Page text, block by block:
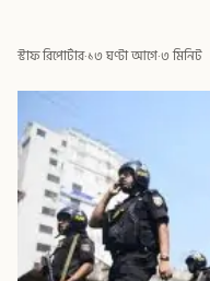
স্টাফ রিপোর্টার·১৩ ঘণ্টা আগে·৩ মিনিট